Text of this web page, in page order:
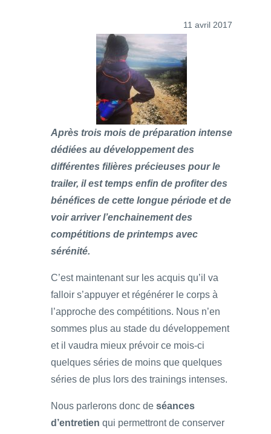
11 avril 2017
Après trois mois de préparation intense
dédiées au développement des
différentes filières précieuses pour le
trailer, il est temps enfin de profiter des
bénéfices de cette longue période et de
voir arriver l’enchainement des
compétitions de printemps avec
sérénité.
C’est maintenant sur les acquis qu’il va
falloir s’appuyer et régénérer le corps à
l’approche des compétitions. Nous n’en
sommes plus au stade du développement
et il vaudra mieux prévoir ce mois-ci
quelques séries de moins que quelques
séries de plus lors des trainings intenses.
Nous parlerons donc de séances
d’entretien qui permettront de conserver